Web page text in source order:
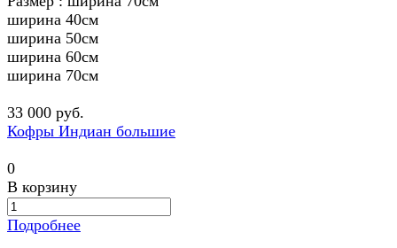
ширина 40см
ширина 50см
ширина 60см
ширина 70см
33 000 руб.
Кофры Индиан большие
0
В корзину
Подробнее